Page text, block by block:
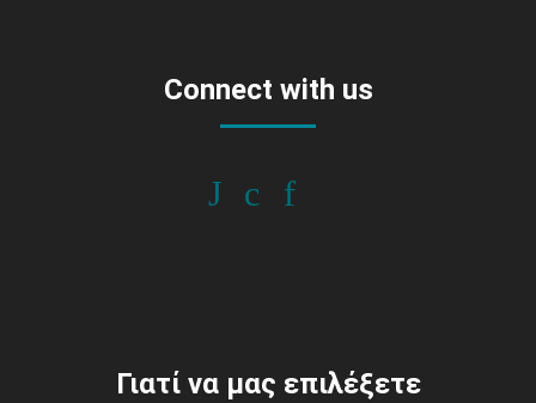
Connect with us
Γιατί να μας επιλέξετε